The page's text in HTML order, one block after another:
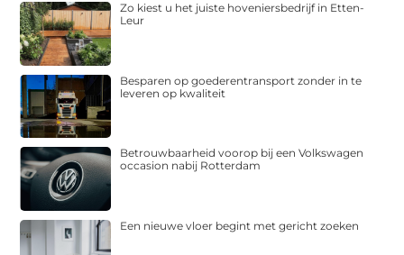
Zo kiest u het juiste hoveniersbedrijf in Etten-
Leur
Besparen op goederentransport zonder in te
leveren op kwaliteit
Betrouwbaarheid voorop bij een Volkswagen
occasion nabij Rotterdam
Een nieuwe vloer begint met gericht zoeken